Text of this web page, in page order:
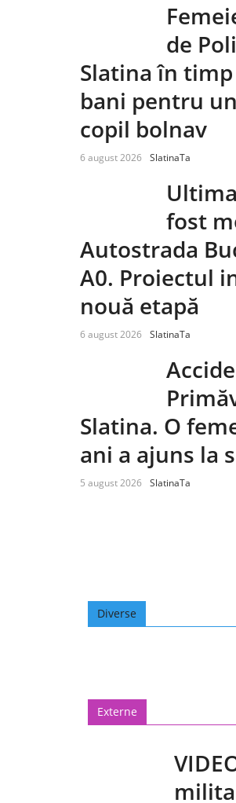
de
Slatina în
bani pentru
copil bolnav
6 august 2026 SlatinaTa
fost
Autostrada
A0. Proiectul
nouă etapă
6 august 2026 SlatinaTa
Slatina. O
ani a ajuns la
5 august 2026 SlatinaTa
Diverse
Externe